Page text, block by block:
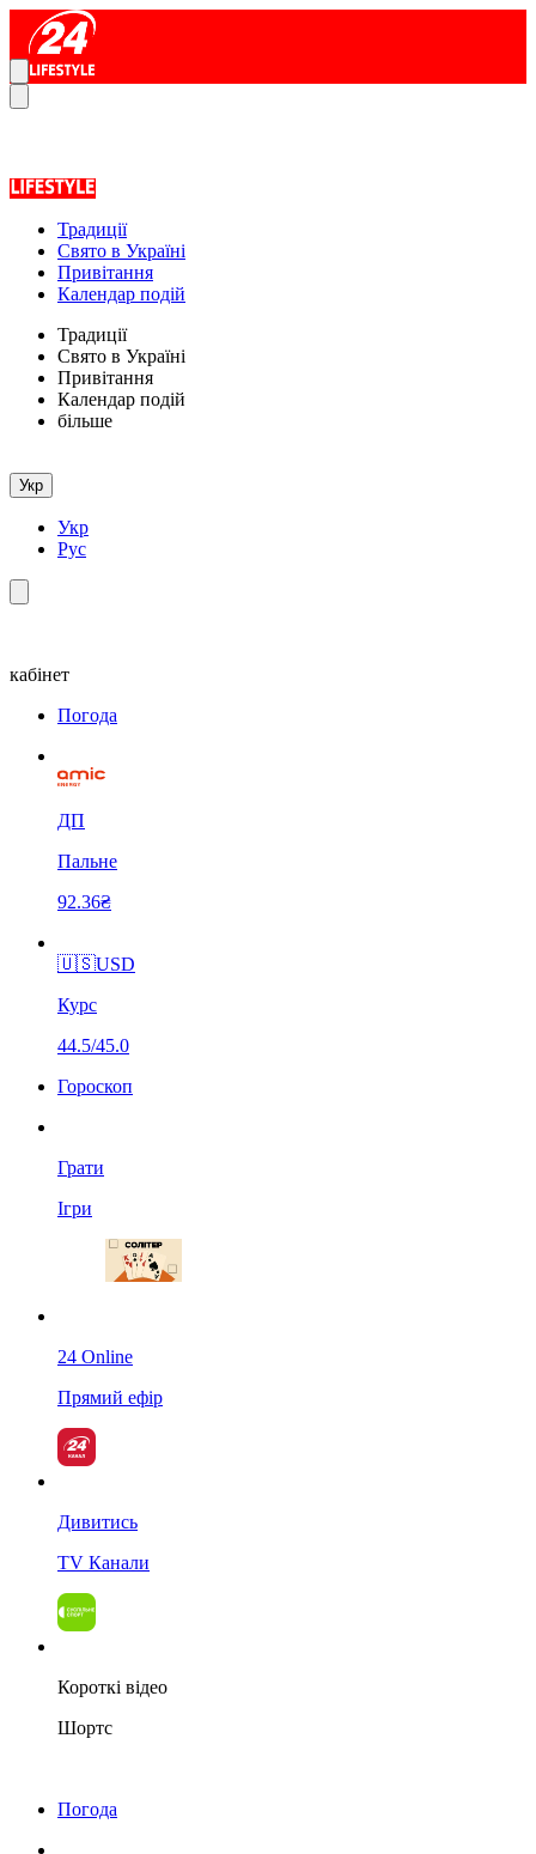
Традиції
Свято в Україні
Привітання
Календар подій
Традиції
Свято в Україні
Привітання
Календар подій
більше
Укр
Укр
Рус
кабінет
Погода
ДП
Пальне
92.36₴
🇺🇸USD
Курс
44.5/45.0
Гороскоп
Грати
Ігри
24 Online
Прямий ефір
Дивитись
TV Канали
Короткі відео
Шортс
Погода